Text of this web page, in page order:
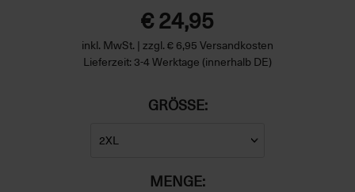
€ 24,95
inkl. MwSt. | zzgl. € 6,95 Versandkosten
Lieferzeit: 3-4 Werktage (innerhalb DE)
GRÖSSE:
MENGE: